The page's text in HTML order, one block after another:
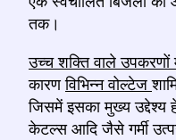
तक।
उच्च शक्ति वाले
कारणविभिन्न वोल्टेज
जिसमें इसका मुख्य उद्देश्य
केटल्स आदि जैसे गर्मी